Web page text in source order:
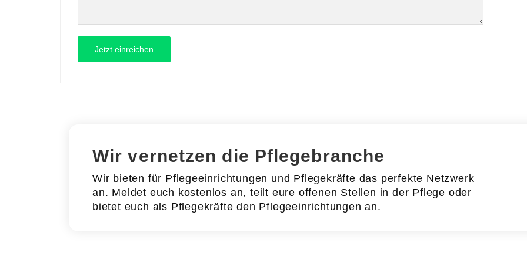
Wir vernetzen die Pflegebranche
Wir bieten für Pflegeeinrichtungen und Pflegekräfte das perfekte Netzwerk
an. Meldet euch kostenlos an, teilt eure offenen Stellen in der Pflege oder
bietet euch als Pflegekräfte den Pflegeeinrichtungen an.